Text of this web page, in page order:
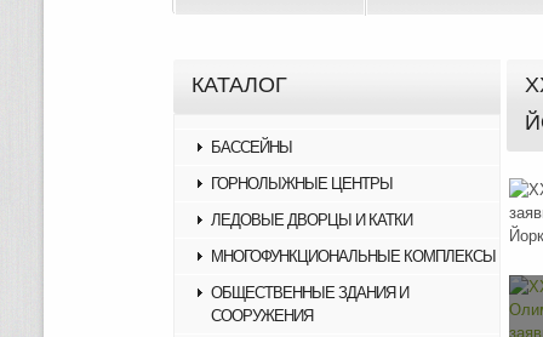
КАТАЛОГ
БАССЕЙНЫ
ГОРНОЛЫЖНЫЕ ЦЕНТРЫ
ЛЕДОВЫЕ ДВОРЦЫ И КАТКИ
МНОГОФУНКЦИОНАЛЬНЫЕ КОМПЛЕКСЫ
ОБЩЕСТВЕННЫЕ ЗДАНИЯ И
СООРУЖЕНИЯ